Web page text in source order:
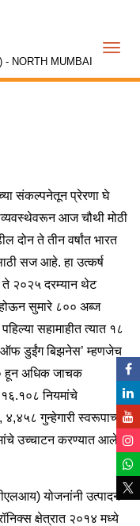
NORTH MUMBAI
संकल्पनेतून प्रेरणा घे
आज चौथी मोठी
दोन ते तीन वर्षांत भारत
सज आहे. हा उत्कर्ष
२०२५ दरम्यान थेट
सुमारे ८०० अब्ज
सहामाहीत त्यात १८
ऑफ डुईंग बिझनेस’ म्हणजेच
हून अधिक जाचक
नियमांचे
गुन्हेगारी स्वरूपाच्या
उच्चाटन करण्यात आले
योजनांनी उत्पादन
क्षेत्रात २०१४ मध्ये